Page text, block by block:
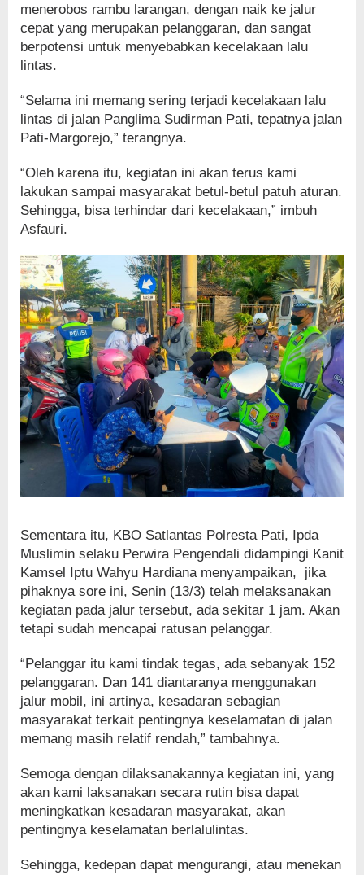
menerobos rambu larangan, dengan naik ke jalur
cepat yang merupakan pelanggaran, dan sangat
berpotensi untuk menyebabkan kecelakaan lalu
lintas.
“Selama ini memang sering terjadi kecelakaan lalu
lintas di jalan Panglima Sudirman Pati, tepatnya jalan
Pati-Margorejo,” terangnya.
“Oleh karena itu, kegiatan ini akan terus kami
lakukan sampai masyarakat betul-betul patuh aturan.
Sehingga, bisa terhindar dari kecelakaan,” imbuh
Asfauri.
Sementara itu, KBO Satlantas Polresta Pati, Ipda
Muslimin selaku Perwira Pengendali didampingi Kanit
Kamsel Iptu Wahyu Hardiana menyampaikan, jika
pihaknya sore ini, Senin (13/3) telah melaksanakan
kegiatan pada jalur tersebut, ada sekitar 1 jam. Akan
tetapi sudah mencapai ratusan pelanggar.
“Pelanggar itu kami tindak tegas, ada sebanyak 152
pelanggaran. Dan 141 diantaranya menggunakan
jalur mobil, ini artinya, kesadaran sebagian
masyarakat terkait pentingnya keselamatan di jalan
memang masih relatif rendah,” tambahnya.
Semoga dengan dilaksanakannya kegiatan ini, yang
akan kami laksanakan secara rutin bisa dapat
meningkatkan kesadaran masyarakat, akan
pentingnya keselamatan berlalulintas.
Sehingga, kedepan dapat mengurangi, atau menekan